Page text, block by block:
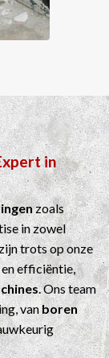
in
zoals
in zowel
trots op onze
en efficiëntie,
. Ons team
vanboren